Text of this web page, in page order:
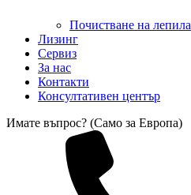
Почистване на лепила
Лизинг
Сервиз
За нас
Контакти
Консултативен център
Имате въпрос? (Само за Европа)